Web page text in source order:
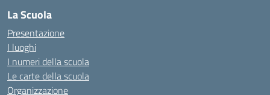
La Scuola
Presentazione
I luoghi
I numeri della scuola
Le carte della scuola
Organizzazione